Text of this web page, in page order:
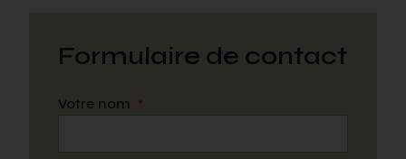
Formulaire de contact
Votre nom *